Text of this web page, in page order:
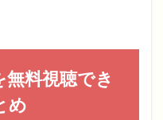
料視聴でき
め